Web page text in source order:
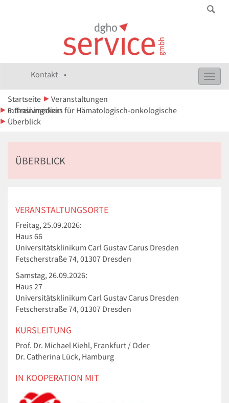
Kontakt •
Startseite
Veranstaltungen
6. Trainingskurs für Hämatologisch-onkologische Intensivmedizin
Überblick
ÜBERBLICK
VERANSTALTUNGSORTE
Freitag, 25.09.2026:
Haus 66
Universitätsklinikum Carl Gustav Carus Dresden
Fetscherstraße 74, 01307 Dresden
Samstag, 26.09.2026:
Haus 27
Universitätsklinikum Carl Gustav Carus Dresden
Fetscherstraße 74, 01307 Dresden
KURSLEITUNG
Prof. Dr. Michael Kiehl, Frankfurt / Oder
Dr. Catherina Lück, Hamburg
IN KOOPERATION MIT